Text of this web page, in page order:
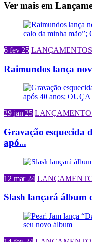
Ver mais em
6 fev 25 LANÇAMENTOS
Raimundos lança
29 jan 25
Gravação esquecida
apó...
12 mar 24
Slash lançará álbum